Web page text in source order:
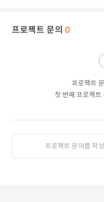
프로젝트 문의 0
프로젝트
첫 번째 프로젝
프로젝트 문의를 작